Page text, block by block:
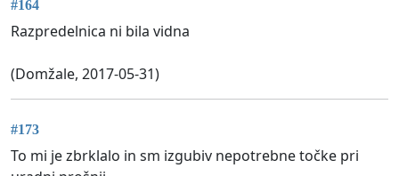
#164
Razpredelnica ni bila vidna
(Domžale, 2017-05-31)
#173
To mi je zbrklalo in sm izgubiv nepotrebne točke pri